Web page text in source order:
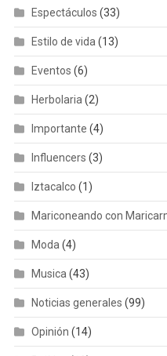
Espectáculos (33)
Estilo de vida (13)
Eventos (6)
Herbolaria (2)
Importante (4)
Influencers (3)
Iztacalco (1)
Mariconeando con
Moda (4)
Musica (43)
Noticias generales (99)
Opinión (14)